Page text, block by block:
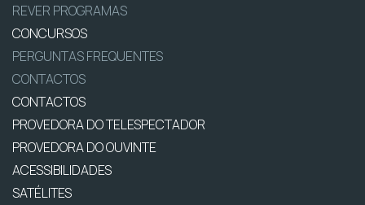
REVER PROGRAMAS
CONCURSOS
PERGUNTAS FREQUENTES
CONTACTOS
CONTACTOS
PROVEDORA DO TELESPECTADOR
PROVEDORA DO OUVINTE
ACESSIBILIDADES
SATÉLITES